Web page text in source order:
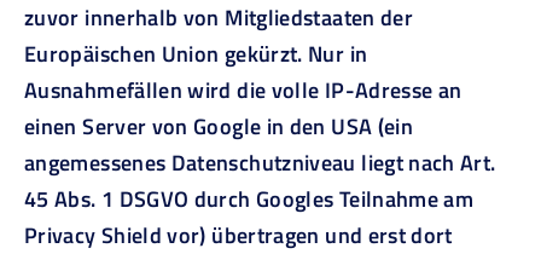
zuvor innerhalb von Mitgliedstaaten der
Europäischen Union gekürzt. Nur in
Ausnahmefällen wird die volle IP-Adresse an
einen Server von Google in den USA (ein
angemessenes Datenschutzniveau liegt nach Art.
45 Abs. 1 DSGVO durch Googles Teilnahme am
Privacy Shield vor) übertragen und erst dort